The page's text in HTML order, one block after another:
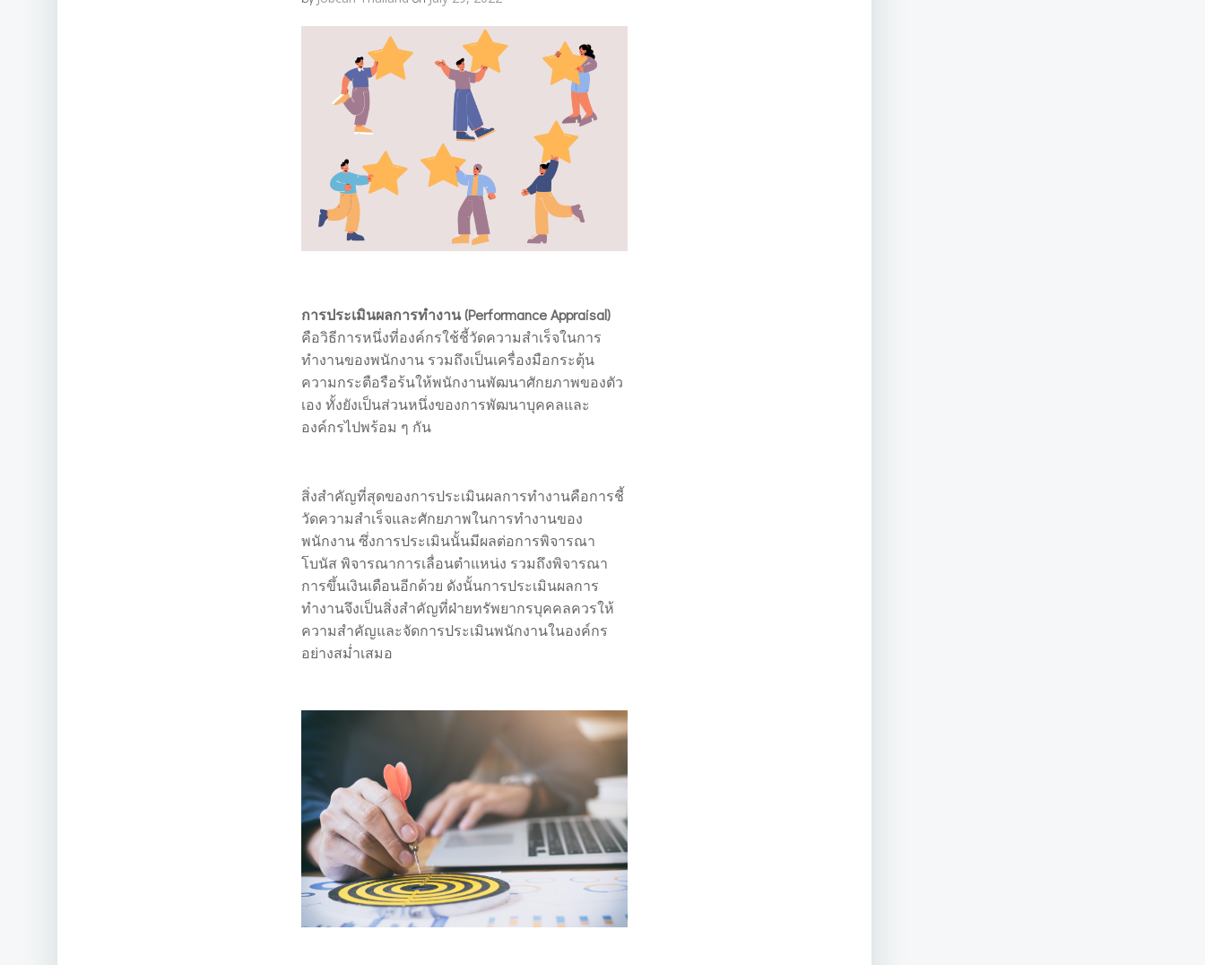
การประเมินผลการทำงาน (Performance Appraisal)
คือวิธีการหนึ่งที่องค์กรใช้ชี้วัดความสำเร็จในการ
ทำงานของพนักงาน รวมถึงเป็นเครื่องมือกระตุ้น
ความกระตือรือร้นให้พนักงานพัฒนาศักยภาพของตัว
เอง ทั้งยังเป็นส่วนหนึ่งของการพัฒนาบุคคลและ
องค์กรไปพร้อม ๆ กัน
สิ่งสำคัญที่สุดของการประเมินผลการทำงานคือการชี้
วัดความสำเร็จและศักยภาพในการทำงานของ
พนักงาน ซึ่งการประเมินนั้นมีผลต่อการพิจารณา
โบนัส พิจารณาการเลื่อนตำแหน่ง รวมถึงพิจารณา
การขึ้นเงินเดือนอีกด้วย ดังนั้นการประเมินผลการ
ทำงานจึงเป็นสิ่งสำคัญที่ฝ่ายทรัพยากรบุคคลควรให้
ความสำคัญและจัดการประเมินพนักงานในองค์กร
อย่างสม่ำเสมอ